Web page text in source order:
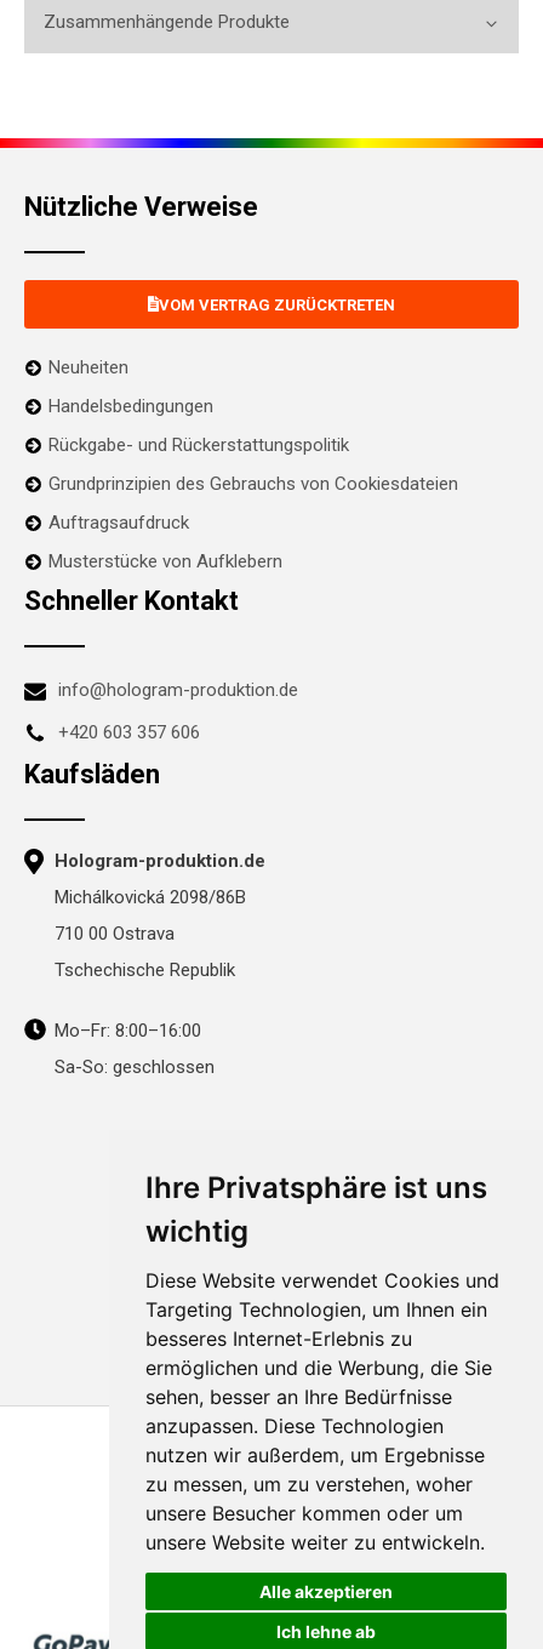
Ihre Privatsphäre ist uns
wichtig
Diese Website verwendet Cookies und
Targeting Technologien, um Ihnen ein
besseres Internet-Erlebnis zu
ermöglichen und die Werbung, die Sie
sehen, besser an Ihre Bedürfnisse
anzupassen. Diese Technologien
nutzen wir außerdem, um Ergebnisse
zu messen, um zu verstehen, woher
unsere Besucher kommen oder um
unsere Website weiter zu entwickeln.
Alle akzeptieren
Ich lehne ab
Zusammenhängende Produkte
Nützliche Verweise
VOM VERTRAG ZURÜCKTRETEN
Neuheiten
Handelsbedingungen
Rückgabe- und Rückerstattungspolitik
Grundprinzipien des Gebrauchs von Cookiesdateien
Auftragsaufdruck
Musterstücke von Aufklebern
Schneller Kontakt
info@hologram-produktion.de
+420 603 357 606
Kaufsläden
Hologram-produktion.de
Michálkovická 2098/86B
710 00 Ostrava
Tschechische Republik
Mo–Fr: 8:00–16:00
Sa-So: geschlossen